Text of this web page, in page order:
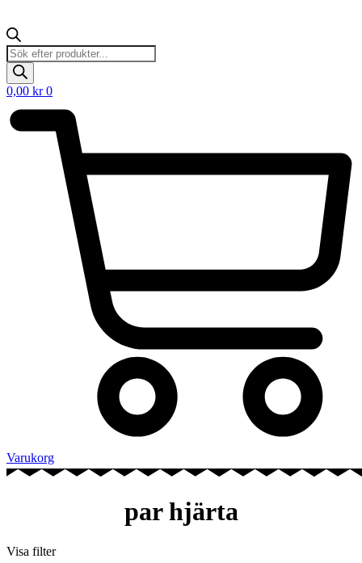
Products
search
0,00 kr 0
Varukorg
par hjärta
Visa filter